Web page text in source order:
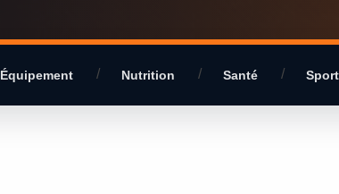
Équipement Nutrition Santé